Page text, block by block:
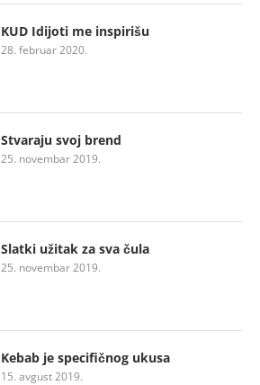
KUD Idijoti me inspirišu
28. februar 2020.
Stvaraju svoj brend
25. novembar 2019.
Slatki užitak za sva čula
25. novembar 2019.
Kebab je specifičnog ukusa
15. avgust 2019.